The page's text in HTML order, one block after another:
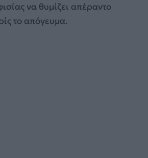
να θυμίζει απέραντο
το απόγευμα.